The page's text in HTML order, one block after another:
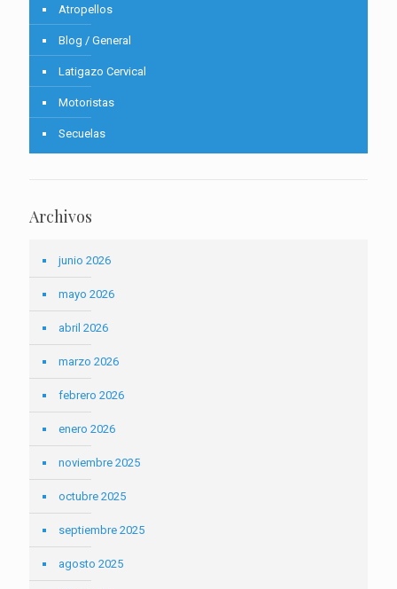
Atropellos
Blog / General
Latigazo Cervical
Motoristas
Secuelas
Archivos
junio 2026
mayo 2026
abril 2026
marzo 2026
febrero 2026
enero 2026
noviembre 2025
octubre 2025
septiembre 2025
agosto 2025